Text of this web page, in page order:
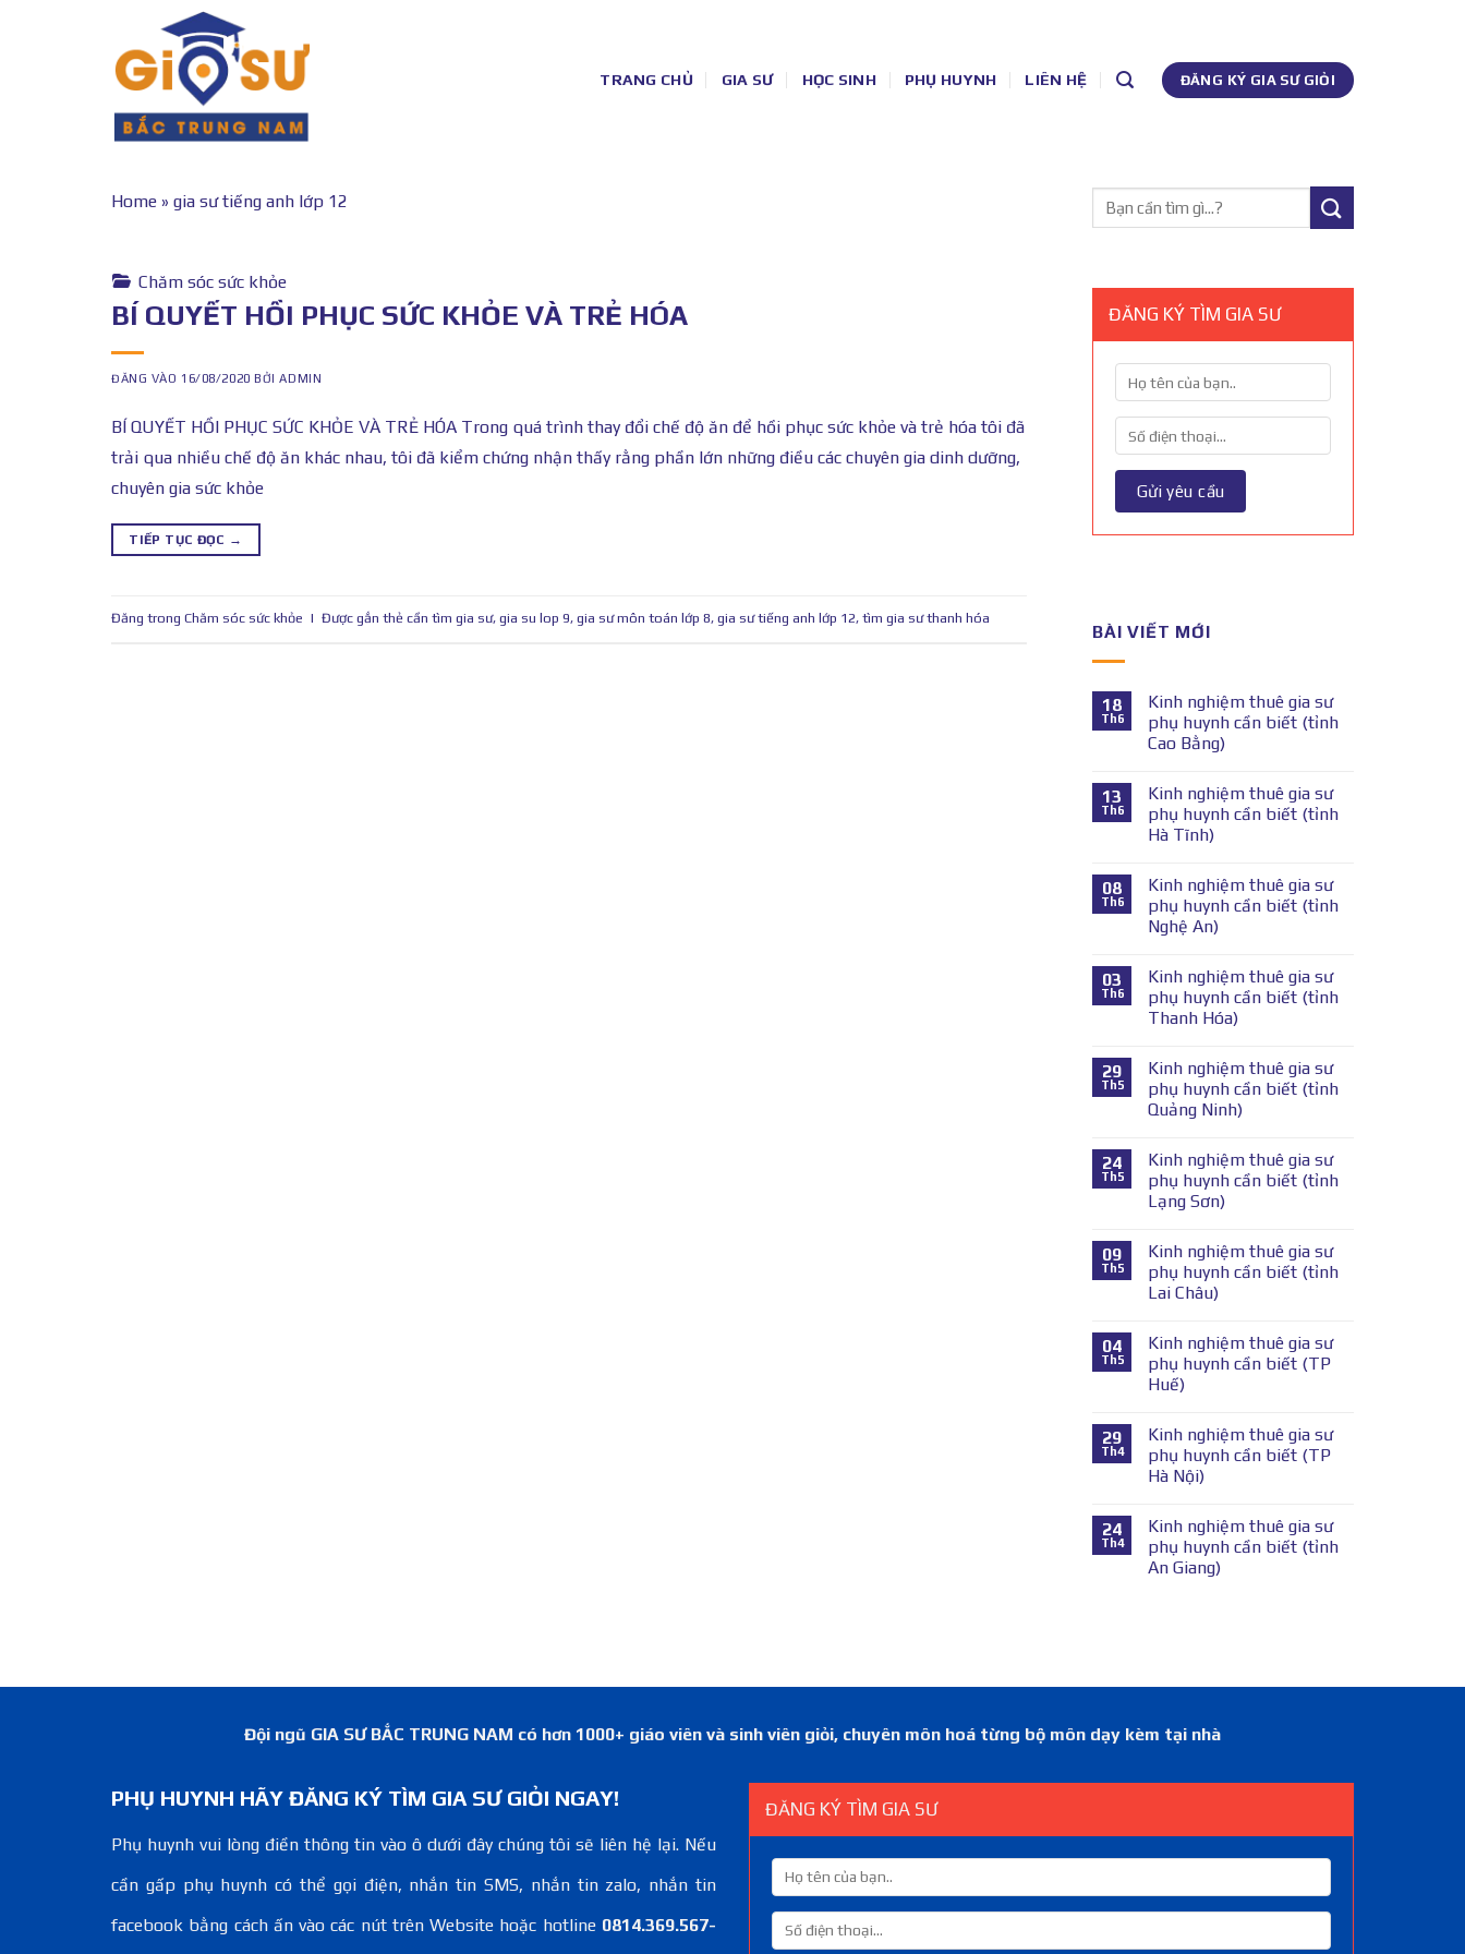
TRANG CHỦ GIA SƯ HỌC SINH PHỤ HUYNH LIÊN HỆ ĐĂNG KÝ GIA SƯ GIỎI
Home » gia sư tiếng anh lớp 12
Chăm sóc sức khỏe
BÍ QUYẾT HỒI PHỤC SỨC KHỎE VÀ TRẺ HÓA
ĐĂNG VÀO 16/08/2020 BỞIADMIN
BÍ QUYẾT HỒI PHỤC SỨC KHỎE VÀ TRẺ HÓA Trong quá trình thay đổi chế độ ăn để hồi phục sức khỏe và trẻ hóa tôi đã
trải qua nhiều chế độ ăn khác nhau, tôi đã kiểm chứng nhận thấy rằng phần lớn những điều các chuyên gia dinh dưỡng,
chuyên gia sức khỏe
TIẾP TỤC ĐỌC →
Đăng trong Chăm sóc sức khỏe | Được gắn thẻ cần tìm gia sư, gia su lop 9, gia sư môn toán lớp 8, gia sư tiếng anh lớp 12, tìm gia sư thanh hóa
ĐĂNG KÝ TÌM GIA SƯ
BÀI VIẾT MỚI
18
Th6
Kinh nghiệm thuê gia sư
phụ huynh cần biết (tỉnh
Cao Bằng)
13
Th6
Kinh nghiệm thuê gia sư
phụ huynh cần biết (tỉnh
Hà Tĩnh)
08
Th6
Kinh nghiệm thuê gia sư
phụ huynh cần biết (tỉnh
Nghệ An)
03
Th6
Kinh nghiệm thuê gia sư
phụ huynh cần biết (tỉnh
Thanh Hóa)
29
Th5
Kinh nghiệm thuê gia sư
phụ huynh cần biết (tỉnh
Quảng Ninh)
24
Th5
Kinh nghiệm thuê gia sư
phụ huynh cần biết (tỉnh
Lạng Sơn)
09
Th5
Kinh nghiệm thuê gia sư
phụ huynh cần biết (tỉnh
Lai Châu)
04
Th5
Kinh nghiệm thuê gia sư
phụ huynh cần biết (TP
Huế)
29
Th4
Kinh nghiệm thuê gia sư
phụ huynh cần biết (TP
Hà Nội)
24
Th4
Kinh nghiệm thuê gia sư
phụ huynh cần biết (tỉnh
An Giang)
Đội ngũ GIA SƯ BẮC TRUNG NAM có hơn 1000+ giáo viên và sinh viên giỏi, chuyên môn hoá từng bộ môn dạy kèm tại nhà
PHỤ HUYNH HÃY ĐĂNG KÝ TÌM GIA SƯ GIỎI NGAY!
Phụ huynh vui lòng điền thông tin vào ô dưới đây chúng tôi sẽ liên hệ lại. Nếu
cần gấp phụ huynh có thể gọi điện, nhắn tin SMS, nhắn tin zalo, nhắn tin
facebook bằng cách ấn vào các nút trên Website hoặc hotline 0814.369.567-
ĐĂNG KÝ TÌM GIA SƯ